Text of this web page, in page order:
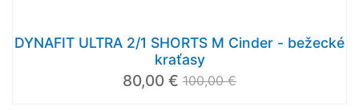
DYNAFIT ULTRA 2/1 SHORTS M Cinder - bežecké
kraťasy
80,00 € 100,00 €